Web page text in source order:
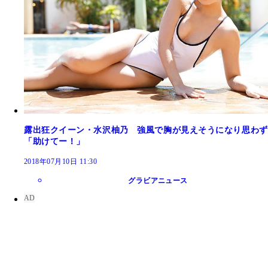
露出狂クイーン・水沢柚乃 強風で胸が見えそうになり思わず
「助けてー！」
2018年07月10日 11:30
グラビアニュース